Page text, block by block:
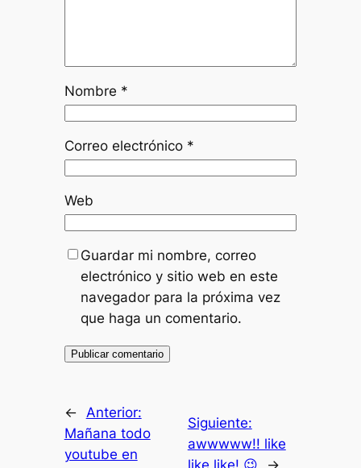
Nombre *
Correo electrónico *
Web
Guardar mi nombre, correo
electrónico y sitio web en este
navegador para la próxima vez
que haga un comentario.
←
Anterior:
Mañana todo
youtube en
Siguiente:
awwwww!! like
like like! 😉
→